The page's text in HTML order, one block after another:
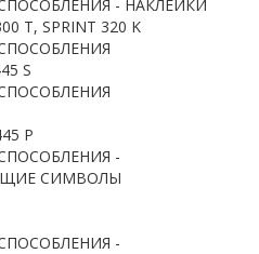
- НАКЛЕЙКИ
T, SPRINT 320 K
S
P
-
СИМВОЛЫ
-